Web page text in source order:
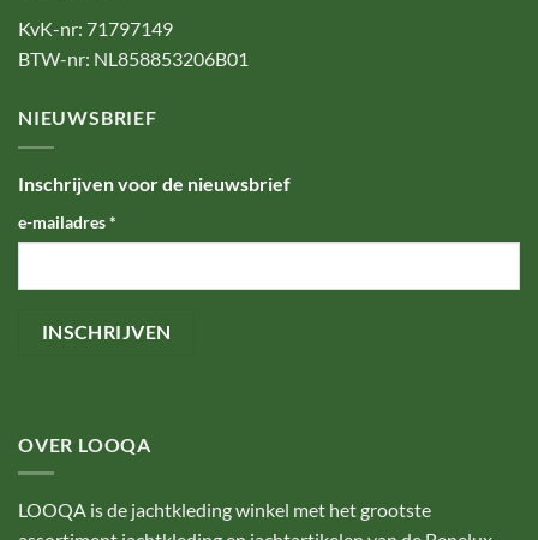
KvK-nr: 71797149
BTW-nr: NL858853206B01
NIEUWSBRIEF
Inschrijven voor de nieuwsbrief
e-mailadres*
OVER LOOQA
LOOQA is de jachtkleding winkel met het grootste